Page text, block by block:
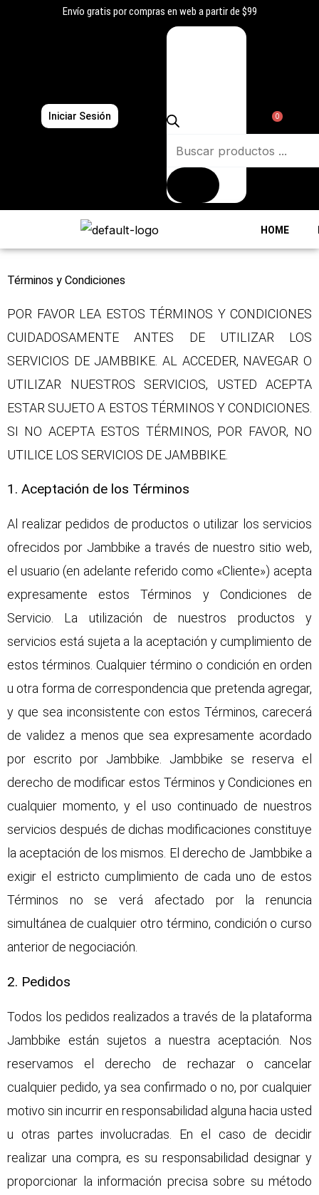
Envío gratis por compras en web a partir de $99
Iniciar Sesión
Búsqueda
0
HOME
Términos y Condiciones
POR FAVOR LEA ESTOS TÉRMINOS Y CONDICIONES
CUIDADOSAMENTE ANTES DE UTILIZAR LOS
SERVICIOS DE JAMBBIKE. AL ACCEDER, NAVEGAR O
UTILIZAR NUESTROS SERVICIOS, USTED ACEPTA
ESTAR SUJETO A ESTOS TÉRMINOS Y CONDICIONES.
SI NO ACEPTA ESTOS TÉRMINOS, POR FAVOR, NO
UTILICE LOS SERVICIOS DE JAMBBIKE.
1. Aceptación de los Términos
Al realizar pedidos de productos o utilizar los servicios
ofrecidos por Jambbike a través de nuestro sitio web,
el usuario (en adelante referido como «Cliente») acepta
expresamente estos Términos y Condiciones de
Servicio. La utilización de nuestros productos y
servicios está sujeta a la aceptación y cumplimiento de
estos términos. Cualquier término o condición en orden
u otra forma de correspondencia que pretenda agregar,
y que sea inconsistente con estos Términos, carecerá
de validez a menos que sea expresamente acordado
por escrito por Jambbike. Jambbike se reserva el
derecho de modificar estos Términos y Condiciones en
cualquier momento, y el uso continuado de nuestros
servicios después de dichas modificaciones constituye
la aceptación de los mismos. El derecho de Jambbike a
exigir el estricto cumplimiento de cada uno de estos
Términos no se verá afectado por la renuncia
simultánea de cualquier otro término, condición o curso
anterior de negociación.
2. Pedidos
Todos los pedidos realizados a través de la plataforma
Jambbike están sujetos a nuestra aceptación. Nos
reservamos el derecho de rechazar o cancelar
cualquier pedido, ya sea confirmado o no, por cualquier
motivo sin incurrir en responsabilidad alguna hacia usted
u otras partes involucradas. En el caso de decidir
realizar una compra, es su responsabilidad designar y
proporcionar la información precisa sobre su método